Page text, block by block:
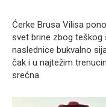
Ćerke Brusa Vilisa
svet brine zbog teškog
naslednice bukvalno
čak i u najtežim
srećna.